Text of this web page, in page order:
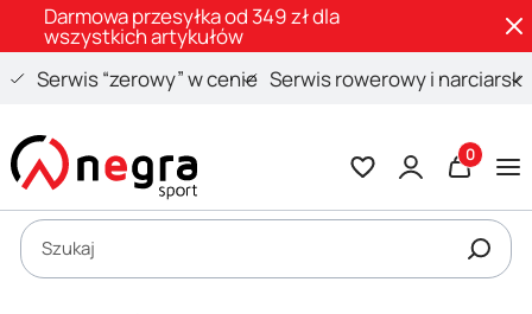
Darmowa przesyłka od 349 zł dla
wszystkich artykułów
Serwis “zerowy” w cenie Serwis rowerowy i narciarski
Otwórz wyszukiwarkę
Szukaj